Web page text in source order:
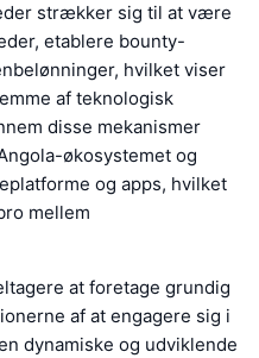
strækker sig til at være
etablere bounty-
hvilket viser
af teknologisk
disse mekanismer
økosystemet og
og apps, hvilket
mellem
at foretage grundig
af at engagere sig i
dynamiske og udviklende